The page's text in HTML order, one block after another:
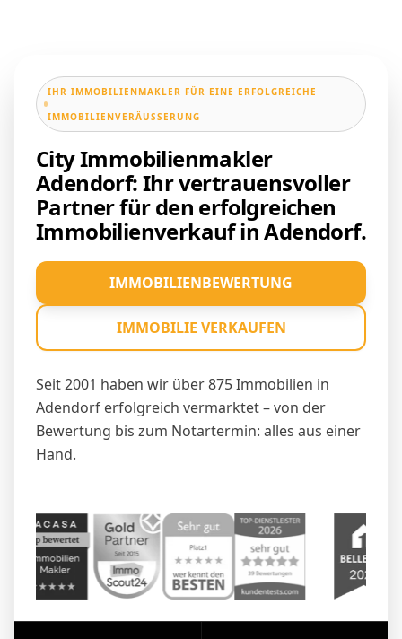
IHR IMMOBILIENMAKLER FÜR EINE ERFOLGREICHE
IMMOBILIENVERÄUSSERUNG
City Immobilienmakler
Adendorf: Ihr vertrauensvoller
Partner für den erfolgreichen
Immobilienverkauf in Adendorf.
Seit 2001 haben wir über 875 Immobilien in
Adendorf erfolgreich vermarktet – von der
Bewertung bis zum Notartermin: alles aus einer
Hand.
IMMOBILIENBEWERTUNG
IMMOBILIE VERKAUFEN